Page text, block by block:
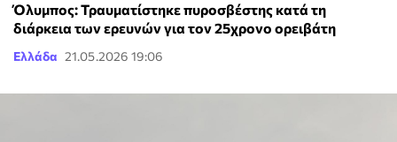
Όλυμπος: Τραυματίστηκε πυροσβέστης κατά τη
διάρκεια των ερευνών για τον 25χρονο ορειβάτη
Ελλάδα 21.05.2026 19:06